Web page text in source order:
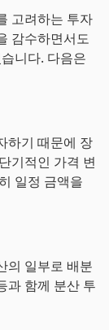
고려하는 투자
감수하면서도
니다. 다음은
하기 때문에 장
기적인 가격 변
일정 금액을
의 일부로 배분
과 함께 분산 투